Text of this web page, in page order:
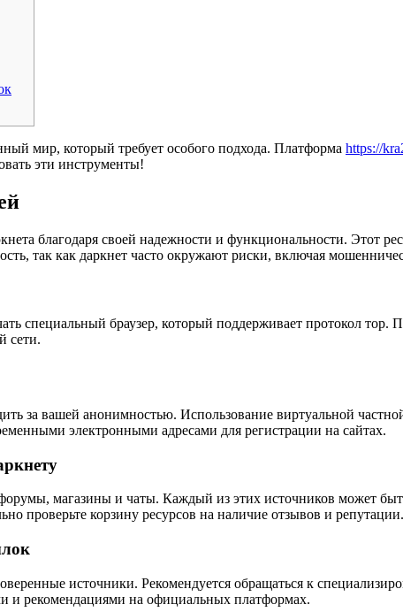
мир, который требует особого подхода. Платформа https://
эти инструменты!
благодаря своей надежности и функциональности. Этот
так как даркнет часто окружают риски, включая
специальный браузер, который поддерживает протокол
сети.
за вашей анонимностью. Использование виртуальной
электронными адресами для регистрации на сайтах.
магазины и чаты. Каждый из этих источников может
проверьте корзину ресурсов на наличие отзывов и репутации.
источники. Рекомендуется обращаться к
и рекомендациями на официальных платформах.